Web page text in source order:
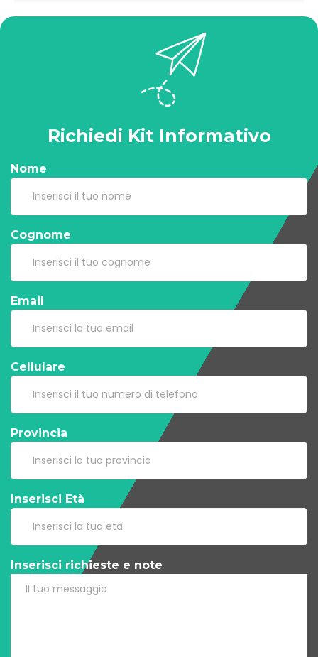
Richiedi Kit Informativo
Nome
Cognome
Email
Cellulare
Provincia
Inserisci Età
Inserisci richieste e note